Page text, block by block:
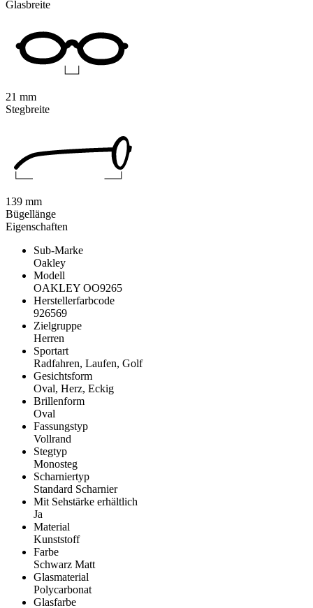
Eigenschaften
Sub-Marke
Oakley
Modell
OAKLEY OO9265
Herstellerfarbcode
926569
Zielgruppe
Herren
Sportart
Radfahren, Laufen, Golf
Gesichtsform
Oval, Herz, Eckig
Brillenform
Oval
Fassungstyp
Vollrand
Stegtyp
Monosteg
Scharniertyp
Standard Scharnier
Mit Sehstärke erhältlich
Ja
Material
Kunststoff
Farbe
Schwarz Matt
Glasmaterial
Polycarbonat
Glasfarbe
Glasbreite
21 mm
Stegbreite
139 mm
Bügellänge